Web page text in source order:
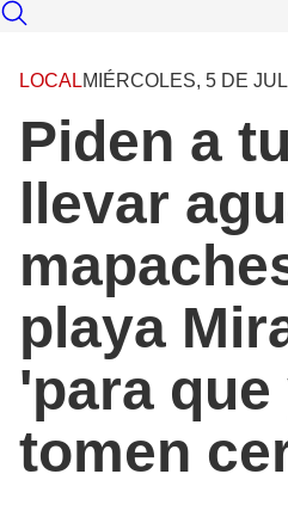
LOCALMIÉRCOLES, 5 DE
Piden a
llevar
playa
'para que
tomen